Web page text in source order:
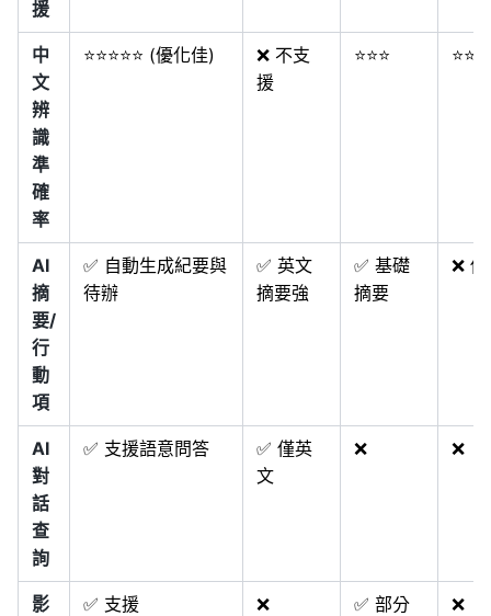
援
中
文
辨
識
準
確
率
⭐⭐⭐⭐⭐ (優化佳)
❌ 不支
援
⭐⭐⭐
AI
摘
要/
行
動
項
✅ 自動生成紀要與
待辦
✅ 英文
摘要強
✅ 基礎
摘要
❌
AI
對
話
查
詢
✅ 支援語意問答
✅ 僅英
文
❌ ❌
影
✅ 支援
❌
✅ 部分
❌